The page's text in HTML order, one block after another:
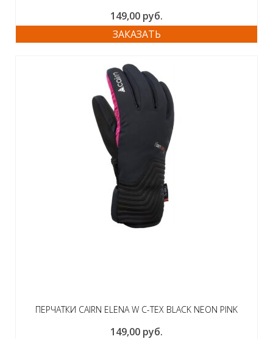
149,00 руб.
ЗАКАЗАТЬ
ПЕРЧАТКИ CAIRN ELENA W C-TEX BLACK NEON PINK
149,00 руб.